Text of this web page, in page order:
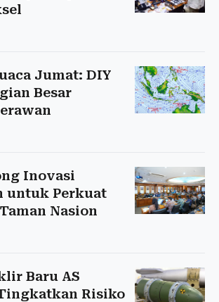
Jumat: DIY
Besar
Inovasi
untuk Perkuat
Nasion
Baru AS
Risiko